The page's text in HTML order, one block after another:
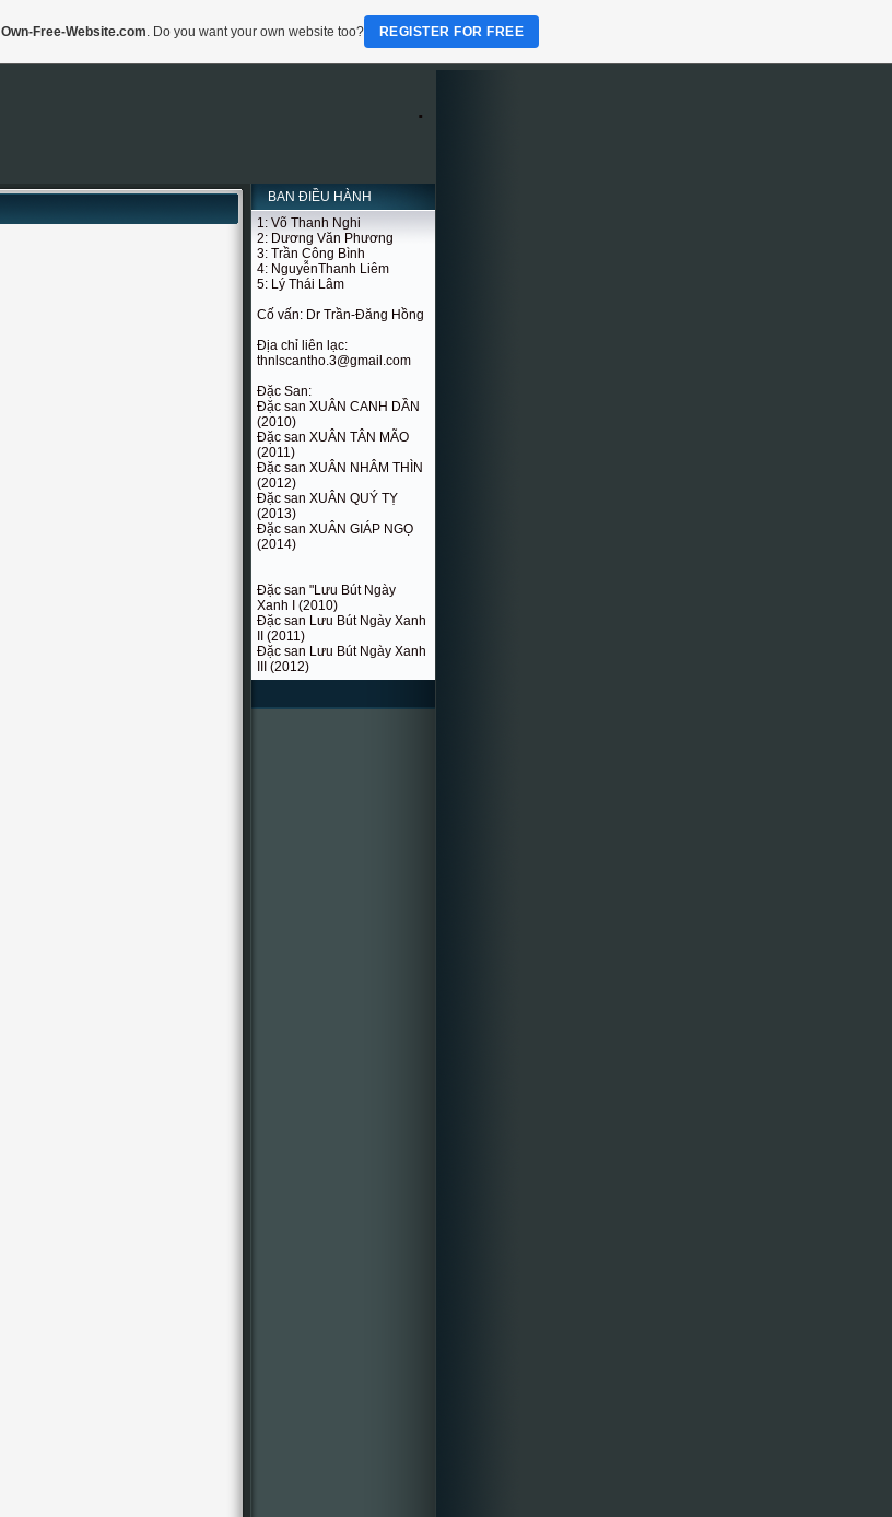
.
BAN ĐIỀU HÀNH
1: Võ Thanh Nghi
2: Dương Văn Phương
3: Trần Công Bình
4: NguyễnThanh Liêm
5: Lý Thái Lâm
Cố vấn: Dr Trần-Đăng Hồng
Địa chỉ liên lạc:
thnlscantho.3@gmail.com
Đặc San:
Đặc san XUÂN CANH DẦN
(2010)
Đặc san XUÂN TÂN MÃO
(2011)
Đặc san XUÂN NHÂM THÌN
(2012)
Đặc san XUÂN QUÝ TỴ
(2013)
Đặc san XUÂN GIÁP NGỌ
(2014)
Đặc san "Lưu Bút Ngày
Xanh I (2010)
Đặc san Lưu Bút Ngày Xanh
II (2011)
Đặc san Lưu Bút Ngày Xanh
III (2012)
Own-Free-Website.com. Do you want your own website too? REGISTER FOR FREE